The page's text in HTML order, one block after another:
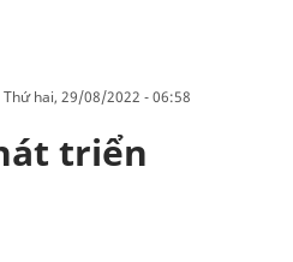
thứ hai, 29/08/2022 - 06:58
triển